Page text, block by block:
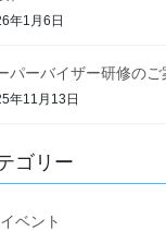
年1月6日
パーバイザー研修のご
年11月13日
ゴリー
イベント